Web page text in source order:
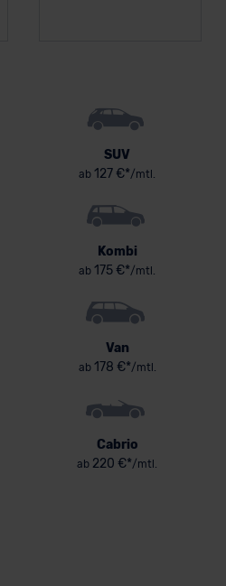
SUV
ab 127 €*/mtl.
Kombi
ab 175 €*/mtl.
Van
ab178 €*/mtl.
Cabrio
ab 220 €*/mtl.